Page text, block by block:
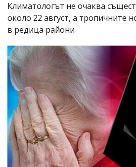
Климатологът не очаква
около 22 август, а
в редица райони